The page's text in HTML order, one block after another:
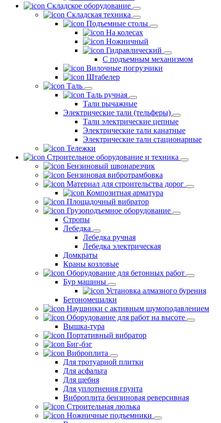
Складское оборудование
Складская техника
Подъемные столы
На колесах
Ножничный
Гидравлический
С подъемным механизмом
Вилочные погрузчики
Штабелер
Таль
Таль ручная
Тали рычажные
Электрические тали (тельферы)
Тали электрические цепные
Электрические тали канатные
Электрические тали стационарные
Тележки
Строительное оборудование и техника
Бензиновый швонарезчик
Бензиновая вибротрамбовка
Материал для строительства дорог
Композитная арматура
Площадочный вибратор
Грузоподъемное оборудование
Стропы
Лебедка
Лебедка ручная
Лебедка электрическая
Домкраты
Краны козловые
Оборудование для бетонных работ
Бур машины
Установка алмазного бурения
Бетономешалки
Наушники с активным шумоподавлением
Оборудование для работ на высоте
Вышка-тура
Портативный вибратор
Биг-бэг
Виброплита
Для тротуарной плитки
Для асфальта
Для щебня
Для уплотнения грунта
Виброплита бензиновая реверсивная
Строительная люлька
Ножничные подъемники